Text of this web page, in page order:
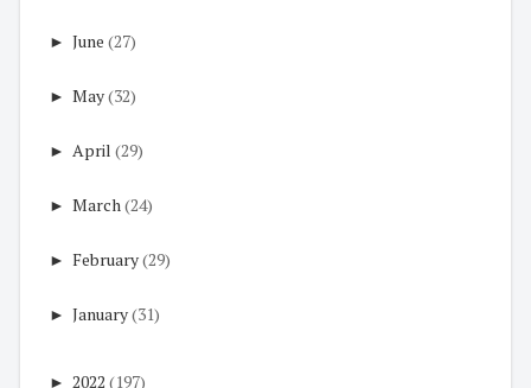
► June (27)
► May(32)
► April (29)
► March(24)
► February(29)
► January(31)
► 2022 (197)